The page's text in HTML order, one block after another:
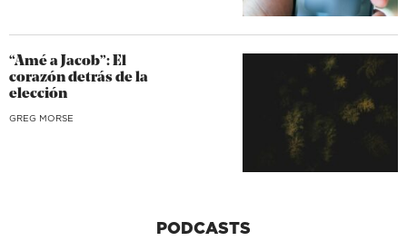
“Amé a Jacob”: El
corazón detrás de la
elección
GREG MORSE
PODCASTS